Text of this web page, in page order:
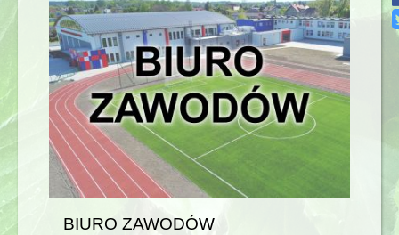
BIURO ZAWODÓW